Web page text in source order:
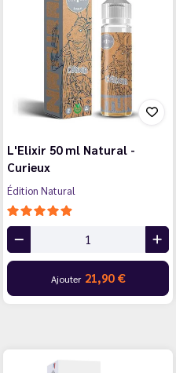
L'Elixir 50 ml Natural -
Curieux
Édition Natural
Ajouter 21,90 €